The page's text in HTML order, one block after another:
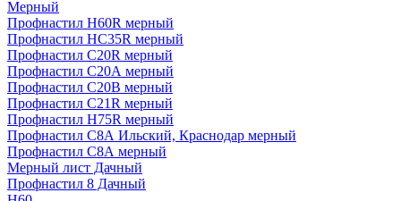
Мерный
Профнастил H60R мерный
Профнастил HC35R мерный
Профнастил С20R мерный
Профнастил С20А мерный
Профнастил С20В мерный
Профнастил С21R мерный
Профнастил Н75R мерный
Профнастил С8А Ильский, Краснодар мерный
Профнастил С8А мерный
Мерный лист Дачный
Профнастил 8 Дачный